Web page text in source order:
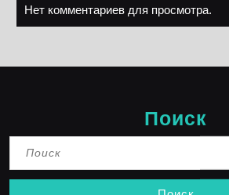
Нет комментариев для просмотра.
Поиск